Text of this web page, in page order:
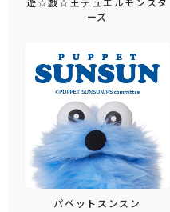
ーズ
パペットスンスン